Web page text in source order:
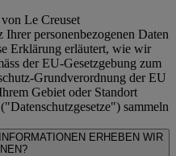
Le Creuset
personenbezogenen Daten
Erklärung erläutert, wie wir
der EU-Gesetzgebung zum
Grundverordnung der EU
Gebiet oder Standort
Datenschutzgesetze") sammeln
ERHEBEN WIR